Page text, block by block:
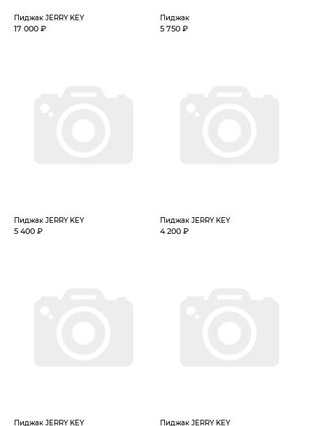
Пиджак JERRY KEY
17 000 ₽
Пиджак
5 750 ₽
Пиджак JERRY KEY
5 400 ₽
Пиджак JERRY KEY
4 200 ₽
Пиджак JERRY KEY Пиджак JERRY KEY